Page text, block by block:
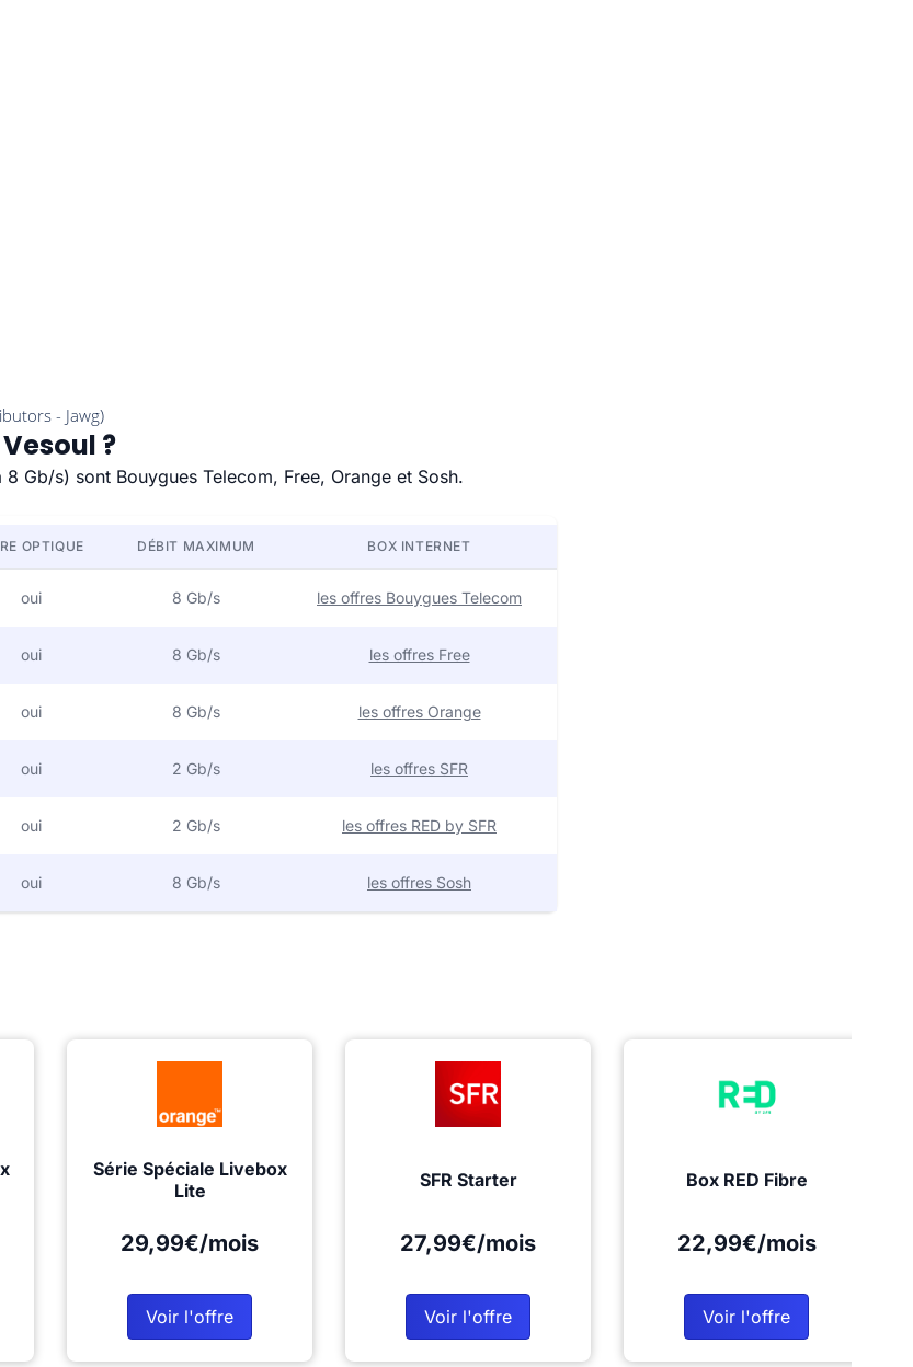
?
Gb/s) sont Bouygues Telecom, Free, Orange et Sosh.
OPTIQUE DÉBIT MAXIMUM BOX INTERNET
oui 8 Gb/s les offres Bouygues Telecom
oui 8 Gb/s les offres Free
oui 8 Gb/s les offres Orange
oui 2 Gb/s les offres SFR
oui 2 Gb/s les offres RED by SFR
oui 8 Gb/s les offres Sosh
Série Spéciale Livebox
Lite
29,99€/mois
Voir l'offre
SFR Starter
27,99€/mois
Voir l'offre
Box RED Fibre
22,99€/mois
Voir l'offre